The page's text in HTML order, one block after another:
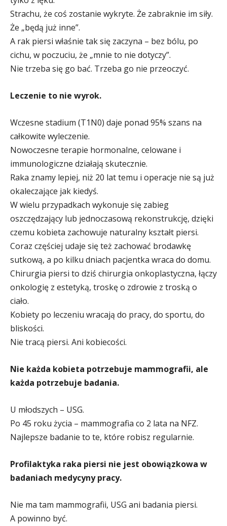
Strachu, że coś zostanie wykryte. Że zabraknie im siły.
Że „będą już inne”.
A rak piersi właśnie tak się zaczyna – bez bólu, po
cichu, w poczuciu, że „mnie to nie dotyczy”.
Nie trzeba się go bać. Trzeba go nie przeoczyć.
Leczenie to nie wyrok.
Wczesne stadium (T1N0) daje ponad 95% szans na
całkowite wyleczenie.
Nowoczesne terapie hormonalne, celowane i
immunologiczne działają skutecznie.
Raka znamy lepiej, niż 20 lat temu i operacje nie są już
okaleczające jak kiedyś.
W wielu przypadkach wykonuje się zabieg
oszczędzający lub jednoczasową rekonstrukcję, dzięki
czemu kobieta zachowuje naturalny kształt piersi.
Coraz częściej udaje się też zachować brodawkę
sutkową, a po kilku dniach pacjentka wraca do domu.
Chirurgia piersi to dziś chirurgia onkoplastyczna, łączy
onkologię z estetyką, troskę o zdrowie z troską o
ciało.
Kobiety po leczeniu wracają do pracy, do sportu, do
bliskości.
Nie tracą piersi. Ani kobiecości.
Nie każda kobieta potrzebuje mammografii, ale
każda potrzebuje badania.
U młodszych – USG.
Po 45 roku życia – mammografia co 2 lata na NFZ.
Najlepsze badanie to te, które robisz regularnie.
Profilaktyka raka piersi nie jest obowiązkowa w
badaniach medycyny pracy.
Nie ma tam mammografii, USG ani badania piersi.
A powinno być.